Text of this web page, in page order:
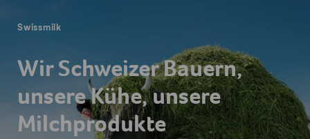
Swissmilk
Wir Schweizer Bauern,
unsere Kühe, unsere
Milchprodukte